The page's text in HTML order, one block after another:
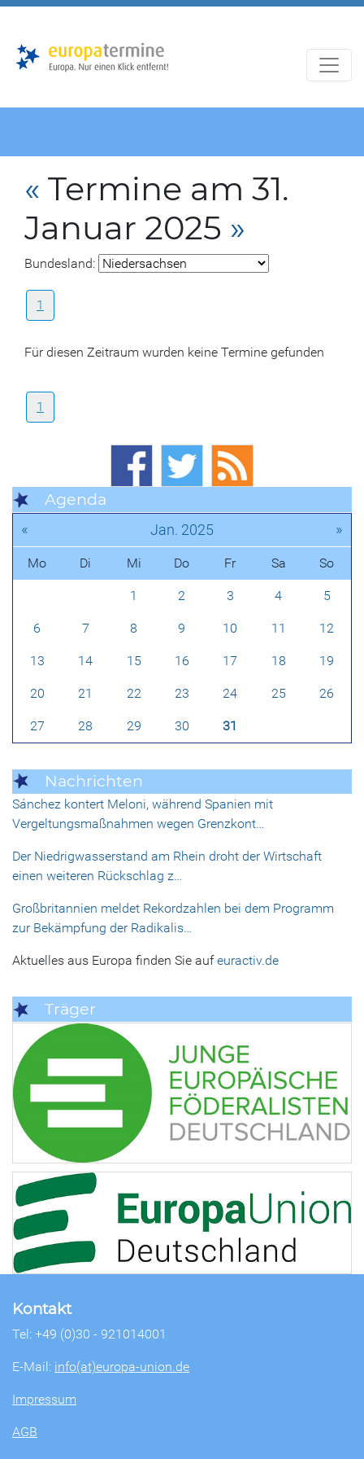
« Termine am 31.
Januar 2025 »
Bundesland:
1
Für diesen Zeitraum wurden keine Termine gefunden
1
Agenda
« Jan. 2025 »
Mo Di Mi Do Fr Sa So
1 2 3 4 5
6 7 8 9 10 11 12
13 14 15 16 17 18 19
20 21 22 23 24 25 26
27 28 29 30 31
Nachrichten
Sánchez kontert Meloni, während Spanien mit
Vergeltungsmaßnahmen wegen Grenzkont…
Der Niedrigwasserstand am Rhein droht der Wirtschaft
einen weiteren Rückschlag z…
Großbritannien meldet Rekordzahlen bei dem Programm
zur Bekämpfung der Radikalis…
Aktuelles aus Europa finden Sie aufeuractiv.de
Träger
Kontakt
Tel: +49 (0)30 - 921014001
E-Mail: info(at)europa-union.de
Impressum
AGB